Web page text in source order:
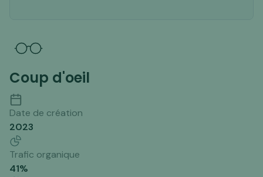
Coup d'oeil
Date de création
2023
Trafic organique
41%